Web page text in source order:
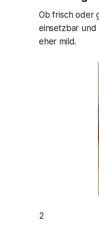
Ob frisch oder
einsetzbar und
eher mild.
2